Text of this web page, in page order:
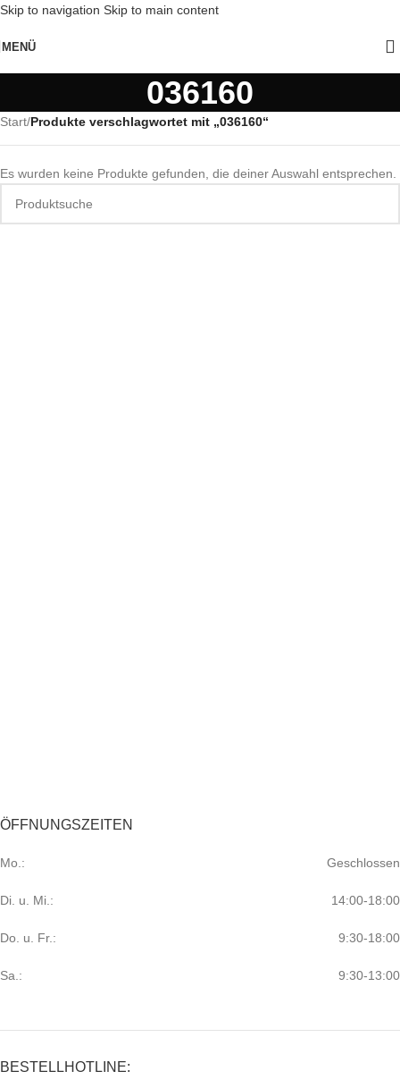
Skip to navigation Skip to main content
MENÜ
036160
Start/Produkte verschlagwortet mit „036160“
Es wurden keine Produkte gefunden, die deiner Auswahl entsprechen.
ÖFFNUNGSZEITEN
Mo.: Geschlossen
Di. u. Mi.: 14:00-18:00
Do. u. Fr.: 9:30-18:00
Sa.: 9:30-13:00
BESTELLHOTLINE: